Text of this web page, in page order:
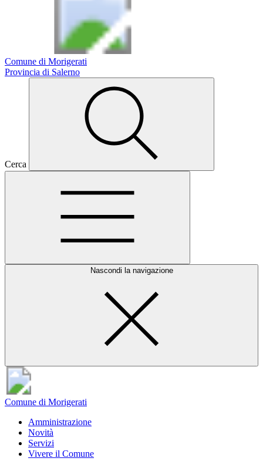
Comune di Morigerati
Provincia di Salerno
Cerca
Nascondi la navigazione
Comune di Morigerati
Amministrazione
Novità
Servizi
Vivere il Comune